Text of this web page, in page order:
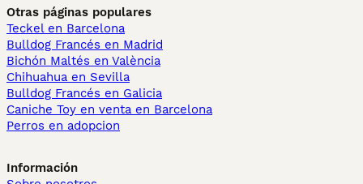
Otras páginas populares
Teckel en Barcelona
Bulldog Francés en Madrid
Bichón Maltés en València
Chihuahua en Sevilla
Bulldog Francés en Galicia
Caniche Toy en venta en Barcelona
Perros en adopcion
Información